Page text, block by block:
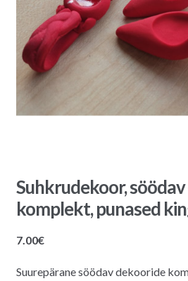
Suhkrudekoor, söödav
komplekt, punased
7.00€
Suurepärane söödav dekooride